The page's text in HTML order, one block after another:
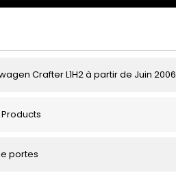
Crafter L1H2 à partir de Juin 2006
portes